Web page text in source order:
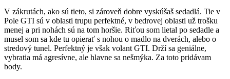
V zákrutách, ako sú tieto, si zároveň dobre vyskúšaš sedadlá. Tie v
Pole GTI sú v oblasti trupu perfektné, v bedrovej oblasti už trošku
menej a pri nohách sú na tom horšie. Riťou som lietal po sedadle a
musel som sa kde tu opierať s nohou o madlo na dverách, alebo o
stredový tunel. Perfektný je však volant GTI. Drží sa geniálne,
vybratia má agresívne, ale hlavne sa nešmýka. Za toto pridávam
body.